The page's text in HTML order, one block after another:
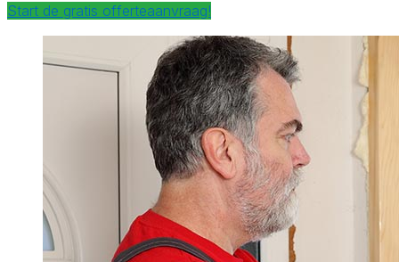
Start de gratis offerteaanvraag!